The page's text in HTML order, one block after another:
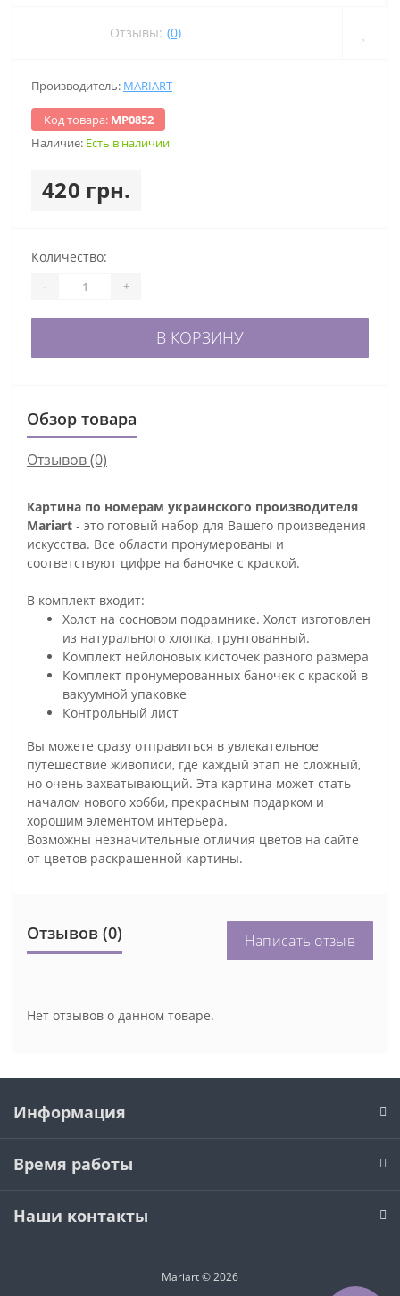
Отзывы: (0)
Производитель: MARIART
Код товара: МР0852
Наличие: Есть в наличии
420 грн.
Количество:
- +
В КОРЗИНУ
Обзор товара
Отзывов (0)
Картина по номерам украинского производителя
Mariart - это готовый набор для Вашего произведения
искусства. Все области пронумерованы и
соответствуют цифре на баночке с краской.
В комплект входит:
Холст на сосновом подрамнике. Холст изготовлен
из натурального хлопка, грунтованный.
Комплект нейлоновых кисточек разного размера
Комплект пронумерованных баночек с краской в
вакуумной упаковке
Контрольный лист
Вы можете сразу отправиться в увлекательное
путешествие живописи, где каждый этап не сложный,
но очень захватывающий. Эта картина может стать
началом нового хобби, прекрасным подарком и
хорошим элементом интерьера.
Возможны незначительные отличия цветов на сайте
от цветов раскрашенной картины.
Отзывов (0) Написать отзыв
Нет отзывов о данном товаре.
Информация
Время работы
Наши контакты
Mariart © 2026